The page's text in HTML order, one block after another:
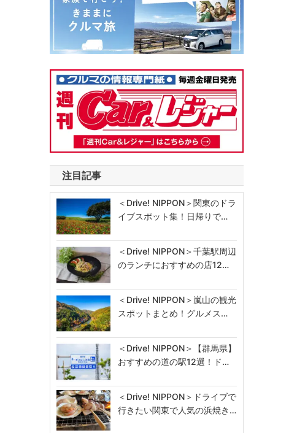
注目記事
＜Drive! NIPPON＞関東のドラ
イブスポット集！日帰りで…
＜Drive! NIPPON＞千葉駅周辺
のランチにおすすめの店12…
＜Drive! NIPPON＞嵐山の観光
スポットまとめ！グルメス…
＜Drive! NIPPON＞【群馬県】
おすすめの道の駅12選！ド…
＜Drive! NIPPON＞ドライブで
行きたい関東で人気の浜焼き…